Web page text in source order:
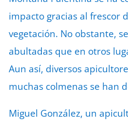
impacto gracias al frescor
vegetación. No obstante,
abultadas que en otros
Aun así, diversos
muchas colmenas se han
Miguel González, un